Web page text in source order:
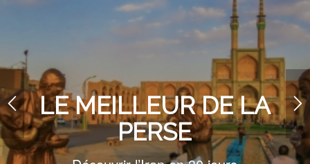
LE MEILLEUR DE LA
PERSE